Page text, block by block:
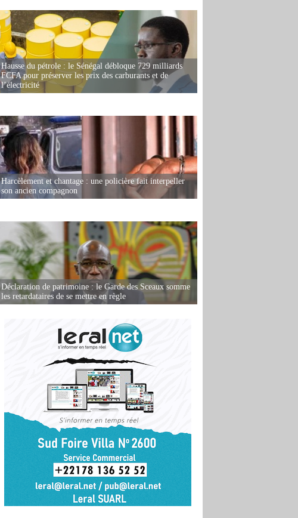
Hausse du pétrole : le Sénégal débloque 729 milliards
FCFA pour préserver les prix des carburants et de
l’électricité
Harcèlement et chantage : une policière fait interpeller
son ancien compagnon
Déclaration de patrimoine : le Garde des Sceaux somme
les retardataires de se mettre en règle